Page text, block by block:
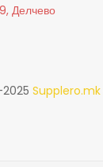
Делчево
Supplero.mk